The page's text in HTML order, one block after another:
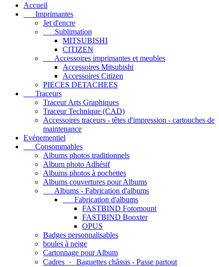
Accueil
Imprimantes
Jet d'encre
Sublimation
MITSUBISHI
CITIZEN
Accessoires imprimantes et meubles
Accessoires Mitsubishi
Accessoires Citizen
PIECES DETACHEES
Traceurs
Traceur Arts Graphiques
Traceur Technique (CAD)
Accessoires traceurs - têtes d'impression - cartouches de
maintenance
Evénementiel
Consommables
Albums photos traditionnels
Album photo Adhésif
Albums photos à pochettes
Albums couvertures pour Albums
Albums - Fabrication d'albums
Fabrication d'albums
FASTBIND Fotomount
FASTBIND Booxter
OPUS
Badges personnalisables
boules à neige
Cartonnage pour Album
Cadres ﹣ Baguettes châssis - Passe partout